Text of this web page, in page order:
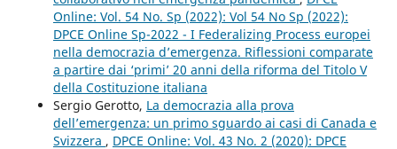
Online: Vol. 54 No. Sp (2022): Vol 54 No Sp (2022):
DPCE Online Sp-2022 - I Federalizing Process europei
nella democrazia d’emergenza. Riflessioni comparate
a partire dai ‘primi’ 20 anni della riforma del Titolo V
della Costituzione italiana
Sergio Gerotto, La democrazia alla prova
dell’emergenza: un primo sguardo ai casi di Canada e
Svizzera , DPCE Online: Vol. 43 No. 2 (2020): DPCE